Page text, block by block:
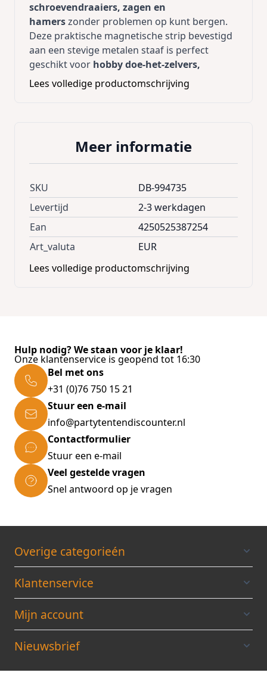
schroevendraaiers, zagen en
hamerszonder problemen op kunt bergen.
Deze praktische magnetische strip bevestigd
aan een stevige metalen staaf is perfect
geschikt voor hobby doe-het-zelvers,
werkplaatsen of keukens. Het heeft
capaciteit van tot wel 23 kg
en kan
Voor montage aan muren van baksteen,
beton, gipsplaat of hout.
Productvoordelen
Capaciteit
tot wel 23 kg
totale lengte van 60 cm - Breedte: 2,6 cm
voor alle magnetische delen
bespaar ruimte in je lades
Afmetingen (LxBxD): 60 x 2,5 x 1,3 cm
Capaciteit: per magnetische strip 23 kg
Kleur: Rood / Zwart
Aantal: 3 stuks
Lees volledige productomschrijving
Meer informatie
SKU
DB-994735
Levertijd
2-3 werkdagen
Ean
4250525387254
Art_valuta
EUR
Lees volledige productomschrijving
Hulp nodig? We staan voor je klaar!
Onze klantenservice is geopend tot 16:30
Bel met ons
+31 (0)76 750 15 21
Stuur een e-mail
info@partytentendiscounter.nl
Contactformulier
Stuur een e-mail
Veel gestelde vragen
Snel antwoord op je vragen
Overige categorieén
Klantenservice
Mijn account
Nieuwsbrief